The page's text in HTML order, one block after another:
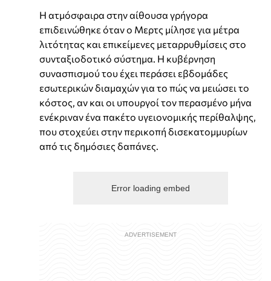
Η ατμόσφαιρα στην αίθουσα γρήγορα
επιδεινώθηκε όταν ο Μερτς μίλησε για μέτρα
λιτότητας και επικείμενες μεταρρυθμίσεις στο
συνταξιοδοτικό σύστημα. Η κυβέρνηση
συνασπισμού του έχει περάσει εβδομάδες
εσωτερικών διαμαχών για το πώς να μειώσει το
κόστος, αν και οι υπουργοί τον περασμένο μήνα
ενέκριναν ένα πακέτο υγειονομικής περίθαλψης,
που στοχεύει στην περικοπή δισεκατομμυρίων
από τις δημόσιες δαπάνες.
Error loading embed